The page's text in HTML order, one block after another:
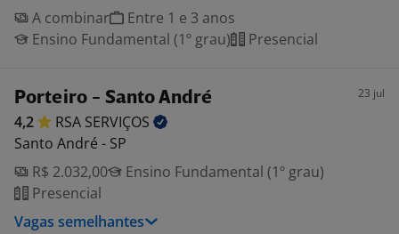
A combinar
Entre 1 e 3 anos
Ensino Fundamental (1º grau)
Presencial
Porteiro - Santo André 23 jul
4,2 RSA SERVIÇOS
Santo André - SP
R$ 2.032,00
Ensino Fundamental (1º grau)
Presencial
Vagas semelhantes